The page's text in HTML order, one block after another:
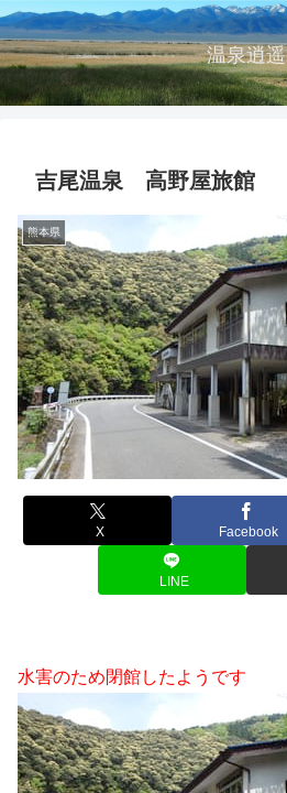
温泉逍遥
吉尾温泉 高野屋旅館
熊本県
X Facebook
LINE
水害のため閉館したようです